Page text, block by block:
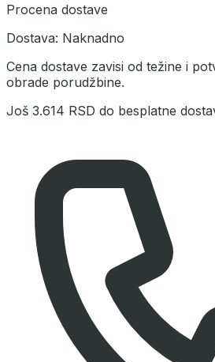
Procena dostave
Dostava: Naknadno
Cena dostave zavisi od težine i
obrade porudžbine.
Još 3.614 RSD do besplatne